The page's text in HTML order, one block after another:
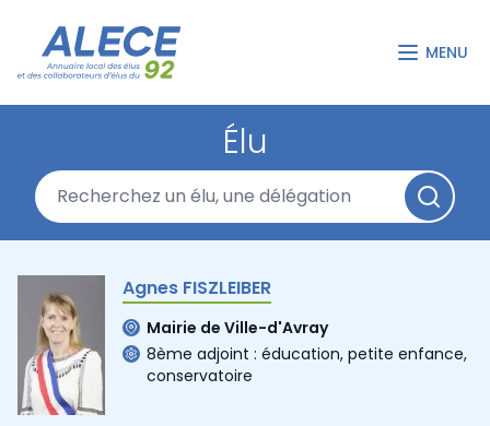
MENU
Élu
Agnes FISZLEIBER
Mairie de Ville-d'Avray
8ème adjoint : éducation, petite enfance,
conservatoire